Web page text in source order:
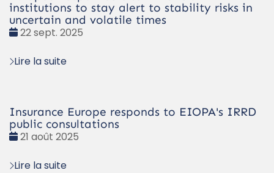
institutions to stay alert to stability risks in
uncertain and volatile times
Date
22 sept. 2025
Lire la suite
Insurance Europe responds to EIOPA's IRRD
public consultations
Date
21 août 2025
Lire la suite